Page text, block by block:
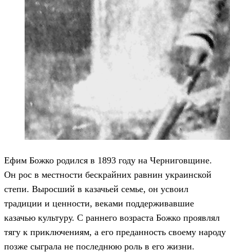
Ефим Божко родился в 1893 году на Черниговщине.
Он рос в местности бескрайних равнин украинской
степи. Выросший в казачьей семье, он усвоил
традиции и ценности, веками поддерживавшие
казачью культуру. С раннего возраста Божко проявлял
тягу к приключениям, а его преданность своему народу
позже сыграла не последнюю роль в его жизни.